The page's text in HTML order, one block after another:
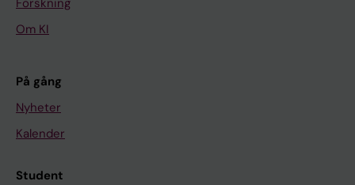
Forskning
Om KI
På gång
Nyheter
Kalender
Student